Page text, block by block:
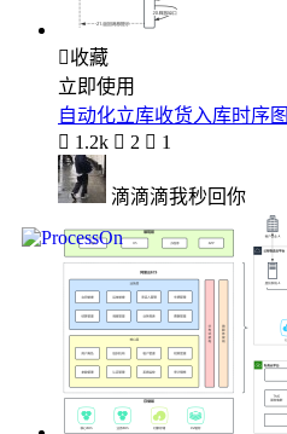
收藏
立即使用
自动化立库收货入库时序图
 1.2k  2  1
滴滴滴我秒回你